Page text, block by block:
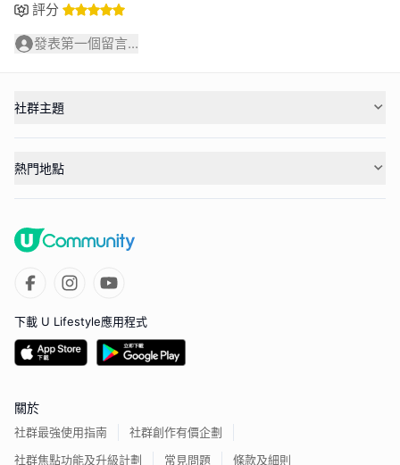
評分
發表第一個留言...
社群主題
熱門地點
下載 U Lifestyle應用程式
關於
社群最強使用指南
社群創作有價企劃
社群焦點功能及升級計劃
常見問題 條款及細則